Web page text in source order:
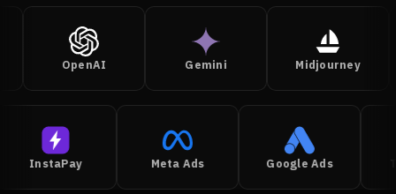
OpenAI Gemini Midjourney
InstaPay Meta Ads Google Ads